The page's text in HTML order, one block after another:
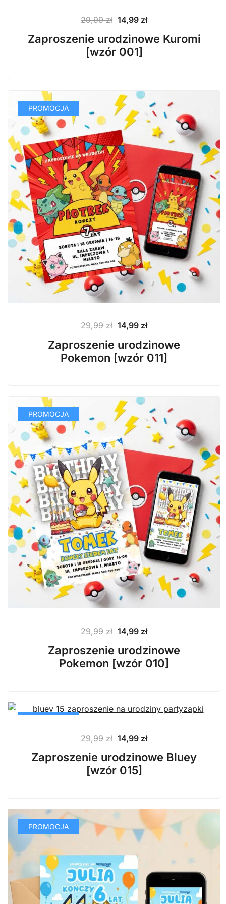
29,99zł Pierwotna
cena
wynosiła:
29,99 zł.
14,99 złAktualna
cena
wynosi:
Zaproszenie urodzinowe Kuromi
[wzór 001]
PROMOCJA
29,99zł Pierwotna
wynosiła:
29,99 zł.
14,99 złAktualna
cena
wynosi:
14,99 zł.
Zaproszenie urodzinowe
Pokemon [wzór 011]
PROMOCJA
29,99zł Pierwotna
wynosiła:
29,99 zł.
14,99 złAktualna
cena
wynosi:
14,99 zł.
Zaproszenie urodzinowe
Pokemon [wzór 010]
29,99zł Pierwotna
cena
wynosiła:
29,99 zł.
14,99 złAktualna
wynosi:
Zaproszenie urodzinowe Bluey
[wzór 015]
PROMOCJA